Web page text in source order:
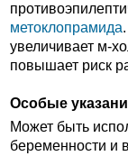
метоклопрамида
увеличивает м-
повышает риск
Особые
Может быть
беременности и